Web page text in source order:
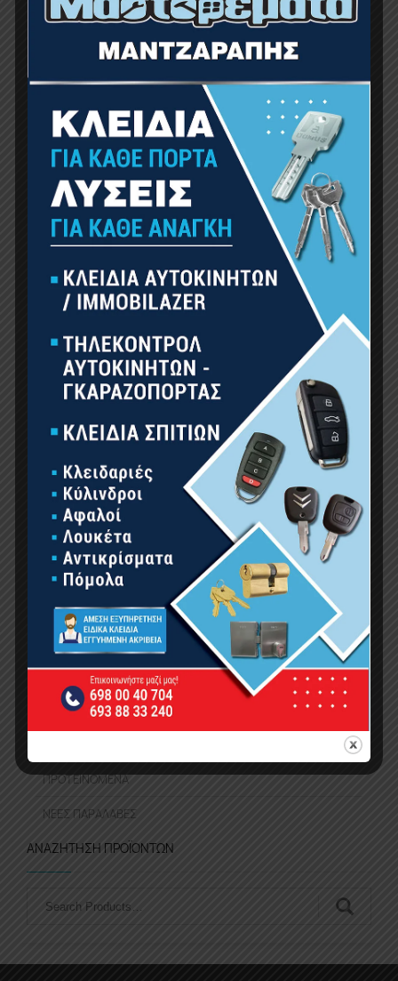
ΜΆΣΚΕΣ ΠΡΟΣΤΑΣΊΑΣ
ΕΠΙΓΟΝΑΤΊΔΕΣ-ΠΆΤΟΙ ΠΑΠΟΥΤΣΙΏΝ
ΚΡΆΝΗ
ΜΠΟΤΆΚΙΑ ΕΡΓΑΣΊΑΣ
ΠΑΠΟΎΤΣΙΑ ΑΣΦΑΛΕΊΑΣ
ΡΟΥΧΙΣΜΌΣ ΕΡΓΑΣΊΑΣ
ΕΊΔΗ ΣΉΜΑΝΣΗΣ
ΕΡΓΑΛΕΊΑ ΧΕΙΡΌΣ
ΚΉΠΟΣ
ΚΟΥΖΊΝΑ-ΜΠΆΝΙΟ
ΟΙΚΙΑΚΈΣ ΣΥΣΚΕΥΈΣ
ΟΙΚΙΑΚΌΣ ΕΞΟΠΛΙΣΜΌΣ
ΠΡΟΪΌΝΤΑ ΑUTO – MOTO
ΥΔΡΑΥΛΙΚΆ
ΧΡΏΜΑΤΑ
ΜΗΧΑΝΉΜΑΤΑ
ΕΡΓΑΛΕΊΑ
ΕΠΟΧΙΑΚΆ – ΔΏΡΑ – ΕΊΔΗ ΣΠΙΤΙΟΎ
ΠΡΟΤΕΙΝΌΜΕΝΑ
ΝΈΕΣ ΠΑΡΑΛΑΒΈΣ
ΑΝΑΖΉΤΗΣΗ ΠΡΟΪΌΝΤΩΝ